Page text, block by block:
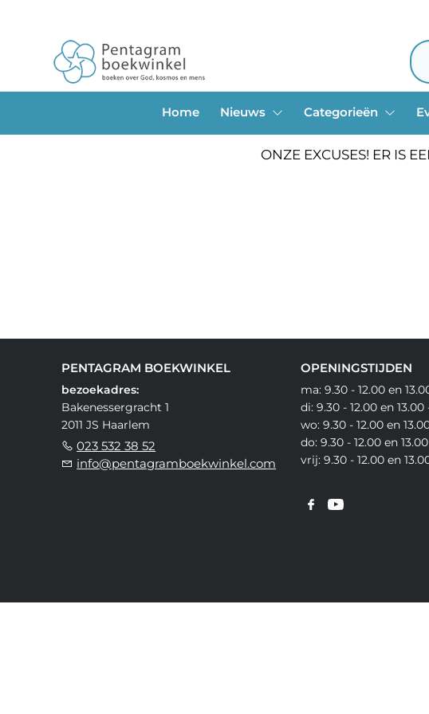
Home Nieuws Categorieën
ONZE EXCUSES! ER IS
PENTAGRAM BOEKWINKEL
bezoekadres:
Bakenessergracht 1
2011 JS Haarlem
023 532 38 52
info@pentagramboekwinkel.com
OPENINGSTIJDEN
ma: 9.30 - 12.00 en
di: 9.30 - 12.00 en 13.00
wo: 9.30 - 12.00 en
do: 9.30 - 12.00 en
vrij: 9.30 - 12.00 en